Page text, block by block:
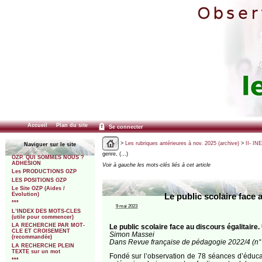
Accueil Plan du site Se connecter
Naviguer sur le site
OZP. QUI SOMMES NOUS ?
ADHESION
Les PRODUCTIONS OZP
LES POSITIONS OZP
Le Site OZP (Aides /
Evolution)
***
L’INDEX DES MOTS-CLES
(utile pour commencer)
LA RECHERCHE PAR MOT-
CLE ET CROISEMENT
(recommandée)
LA RECHERCHE PLEIN
TEXTE sur un mot
***
> Les rubriques antérieures à nov. 2025 (archive)>
II-
genre, (…)
Voir à gauche les mots-clés liés à cet article
Le public scolaire face
9 mai 2023
Le public scolaire face au discours
Simon Massei
Dans Revue française de pédagogie 2022/4
Fondé sur l’observation de 78 séances